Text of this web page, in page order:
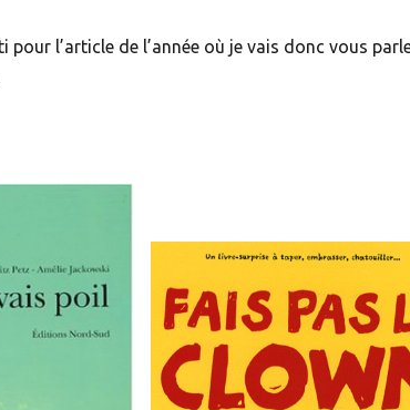
l’article de l’année où je vais donc vous